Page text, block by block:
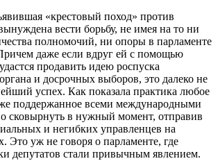
«крестовый поход» против
вести борьбу, не имея на то ни
полномочий, ни опоры в парламенте
даже если вдруг ей с помощью
продавить идею роспуска
и досрочных выборов, это далеко не
успех. Как показала практика любое
поддержанное всеми международными
сковырнуть в нужный момент, отправив
и негибких управленцев на
Это уж не говоря о парламенте, где
депутатов стали привычным явлением.